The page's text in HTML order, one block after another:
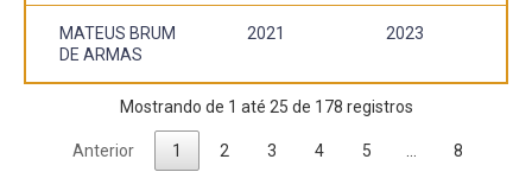
MATEUS BRUM
DE ARMAS
2021 2023
Mostrando de 1 até 25 de 178 registros
Anterior 1 2 3 4 5 8